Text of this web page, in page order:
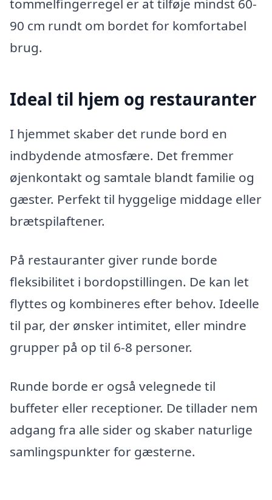
tommelfingerregel er at tilføje mindst 60-
90 cm rundt om bordet for komfortabel
brug.
Ideal til hjem og restauranter
I hjemmet skaber det runde bord en
indbydende atmosfære. Det fremmer
øjenkontakt og samtale blandt familie og
gæster. Perfekt til hyggelige middage eller
brætspilaftener.
På restauranter giver runde borde
fleksibilitet i bordopstillingen. De kan let
flyttes og kombineres efter behov. Ideelle
til par, der ønsker intimitet, eller mindre
grupper på op til 6-8 personer.
Runde borde er også velegnede til
buffeter eller receptioner. De tillader nem
adgang fra alle sider og skaber naturlige
samlingspunkter for gæsterne.